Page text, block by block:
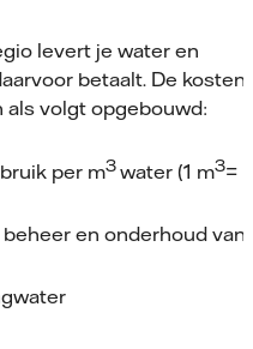
levert je water en
betaalt. De kosten
als volgt opgebouwd:
per m3water (1 m3=
en onderhoud van